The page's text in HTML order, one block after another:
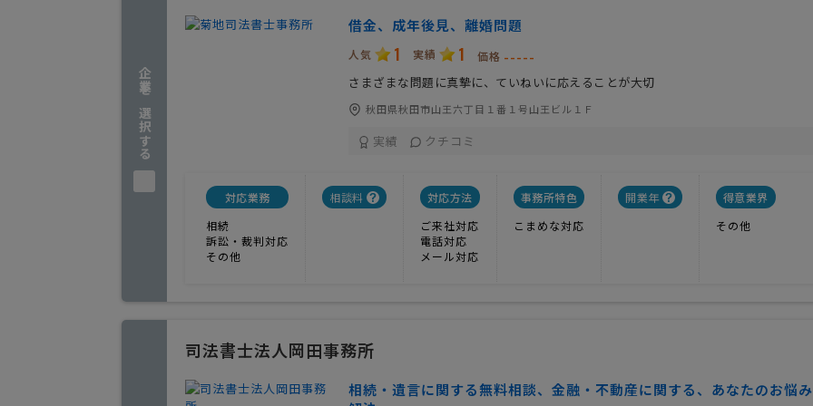
企業を選択する
借金、成年後見、離婚問題
人気 1 実績 1 価格 -----
さまざまな問題に真摯に、ていねいに応えることが大切
秋田県秋田市山王六丁目１番１号山王ビル１Ｆ
実績 クチコミ
対応業務
相続
訴訟・裁判対応
その他
相談料
対応方法
ご来社対応
電話対応
メール対応
事務所特色
こまめな対応
開業年
得意業界
その他
司法書士法人岡田事務所
相続・遺言に関する無料相談、金融・不動産に関する、あなたのお悩